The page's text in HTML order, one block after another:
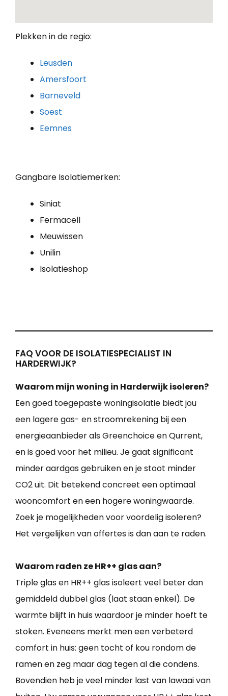
Plekken in de regio:
Leusden
Amersfoort
Barneveld
Soest
Eemnes
Gangbare Isolatiemerken:
Siniat
Fermacell
Meuwissen
Unilin
Isolatieshop
FAQ VOOR DE ISOLATIESPECIALIST IN
HARDERWIJK?
Waarom mijn woning in Harderwijk isoleren?
Een goed toegepaste woningisolatie biedt jou
een lagere gas- en stroomrekening bij een
energieaanbieder als Greenchoice en Qurrent,
en is goed voor het milieu. Je gaat significant
minder aardgas gebruiken en je stoot minder
CO2 uit. Dit betekend concreet een optimaal
wooncomfort en een hogere woningwaarde.
Zoek je mogelijkheden voor voordelig isoleren?
Het vergelijken van offertes is dan aan te raden.
Waarom raden ze HR++ glas aan?
Triple glas en HR++ glas isoleert veel beter dan
gemiddeld dubbel glas (laat staan enkel). De
warmte blijft in huis waardoor je minder hoeft te
stoken. Eveneens merkt men een verbeterd
comfort in huis: geen tocht of kou rondom de
ramen en zeg maar dag tegen al die condens.
Bovendien heb je veel minder last van lawaai van